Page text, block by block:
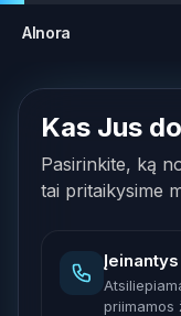
AInora
Kas Jus
Pasirinkite, ką
tai pritaikysime
priimamos